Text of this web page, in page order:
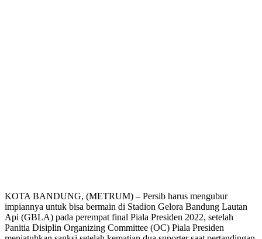
KOTA BANDUNG, (METRUM) – Persib harus mengubur
impiannya untuk bisa bermain di Stadion Gelora Bandung Lautan
Api (GBLA) pada perempat final Piala Presiden 2022, setelah
Panitia Disiplin Organizing Committee (OC) Piala Presiden